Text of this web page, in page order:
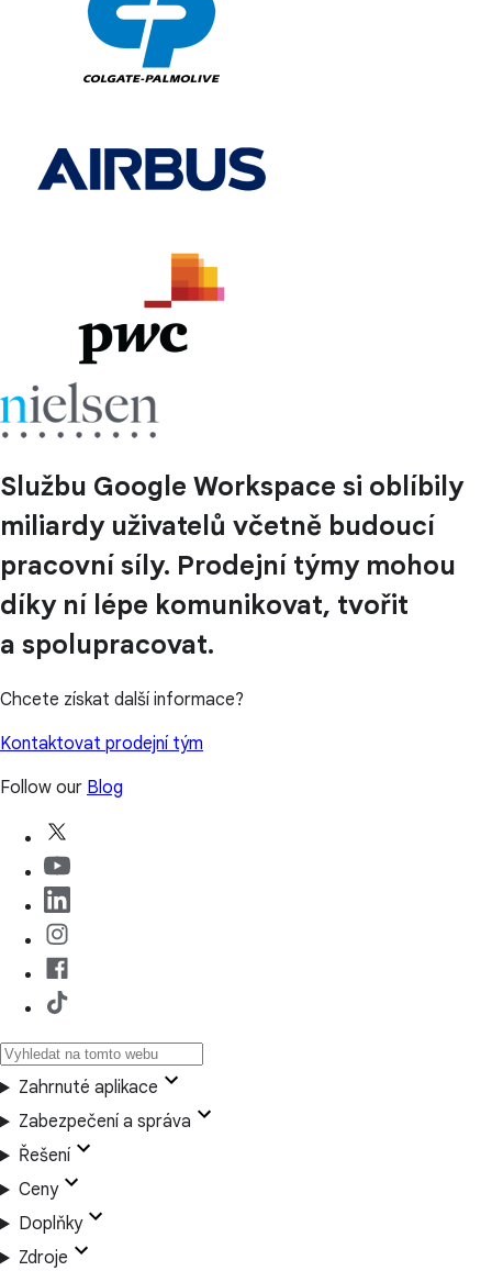
Službu Google Workspace si oblíbily
miliardy uživatelů včetně budoucí
pracovní síly. Prodejní týmy mohou
díky ní lépe komunikovat, tvořit
a spolupracovat.
Chcete získat další informace?
Kontaktovat prodejní tým
Follow our Blog
Zahrnuté aplikace
Zabezpečení a správa
Řešení
Ceny
Doplňky
Zdroje